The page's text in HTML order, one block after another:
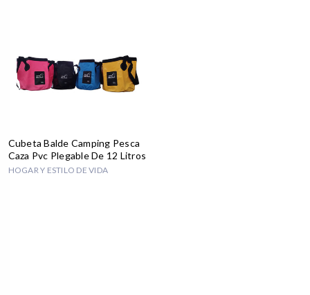
Cubeta Balde Camping Pesca
Caza Pvc Plegable De 12 Litros
HOGAR Y ESTILO DE VIDA